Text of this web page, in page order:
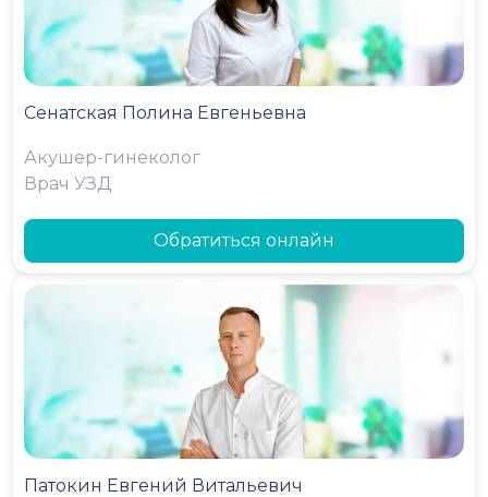
Сенатская Полина Евгеньевна
Акушер-гинеколог
Врач УЗД
Обратиться онлайн
Патокин Евгений Витальевич